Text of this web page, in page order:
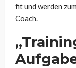
fit und werden
Coach.